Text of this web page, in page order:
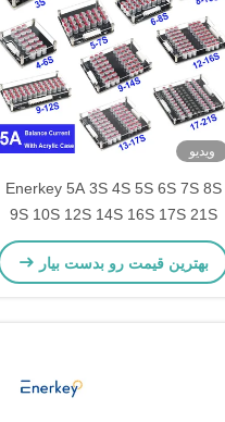
ویدیو
Enerkey 5A 3S 4S 5S 6S 7S 8S
9S 10S 12S 14S 16S 17S 21S
لیتیوم فعال برابر کننده با صفحه
آکریلیک لیتیوم یون / Lto / Lifepo4
بهترین قیمت رو بدست بیار